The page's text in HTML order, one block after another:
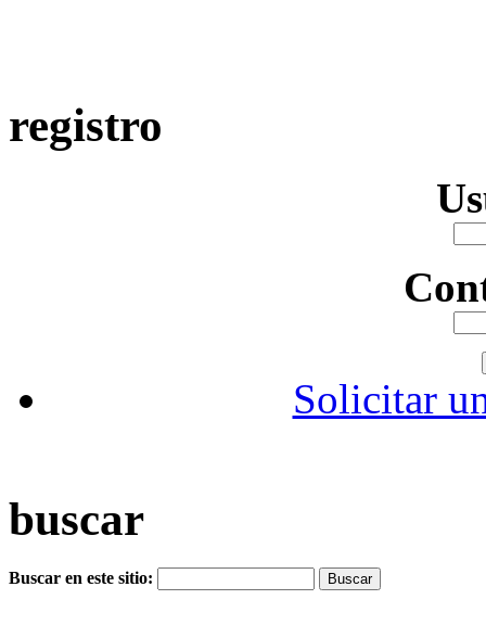
registro
Solicitar
buscar
Buscar en este sitio: